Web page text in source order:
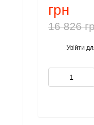
грн
16 826
Увійти